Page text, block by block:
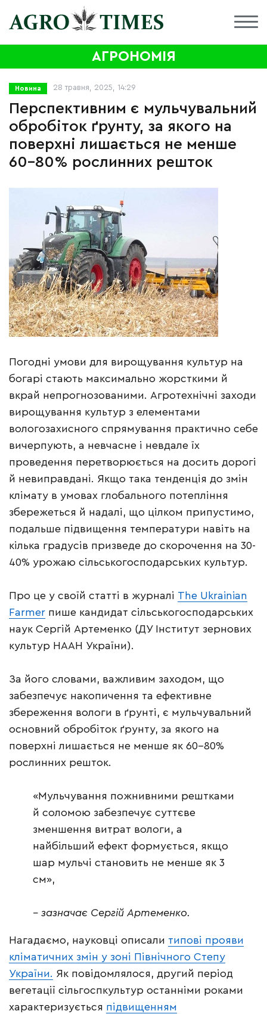
АГРОНОМІЯ
Новина 28 травня, 2025, 14:29
Перспективним є мульчувальний
обробіток ґрунту, за якого на
поверхні лишається не менше
60-80% рослинних решток
Погодні умови для вирощування культур на
богарі стають максимально жорсткими й
вкрай непрогнозованими. Агротехнічні заходи
вирощування культур з елементами
вологозахисного спрямування практично себе
вичерпують, а невчасне і невдале їх
проведення перетворюється на досить дорогі
й невиправдані. Якщо така тенденція до змін
клімату в умовах глобального потепління
збережеться й надалі, що цілком припустимо,
подальше підвищення температури навіть на
кілька градусів призведе до скорочення на 30-
40% урожаю сільськогосподарських культур.
Про це у своїй статті в журналі The Ukrainian
Farmer пише кандидат сільськогосподарських
наук Сергій Артеменко (ДУ Інститут зернових
культур НААН України).
За його словами, важливим заходом, що
забезпечує накопичення та ефективне
збереження вологи в ґрунті, є мульчувальний
основний обробіток ґрунту, за якого на
поверхні лишається не менше як 60–80%
рослинних решток.
«Мульчування пожнивними рештками
й соломою забезпечує суттєве
зменшення витрат вологи, а
найбільший ефект формується, якщо
шар мульчі становить не менше як 3
см»,
– зазначає Сергій Артеменко.
Нагадаємо, науковці описали типові прояви
кліматичних змін у зоні Північного Степу
України. Як повідомлялося, другий період
вегетації сільгоспкультур останніми роками
характеризується підвищенням